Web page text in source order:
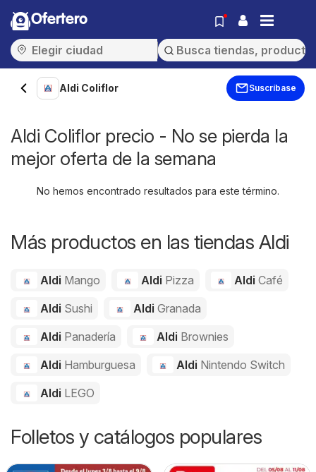
Ofertero
Aldi Coliflor Suscríbase
Aldi Coliflor precio - No se pierda la
mejor oferta de la semana
No hemos encontrado resultados para este término.
Más productos en las tiendas Aldi
Aldi Mango Aldi Pizza AldiCafé
Aldi Sushi Aldi Granada
Aldi Panadería Aldi Brownies
Aldi Hamburguesa Aldi Nintendo Switch
Aldi LEGO
Folletos y catálogos populares